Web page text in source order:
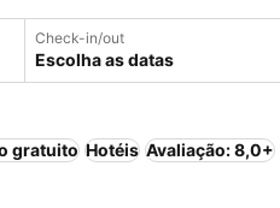
Check-in/out
Escolha as datas
gratuito Hotéis Avaliação: 8,0+